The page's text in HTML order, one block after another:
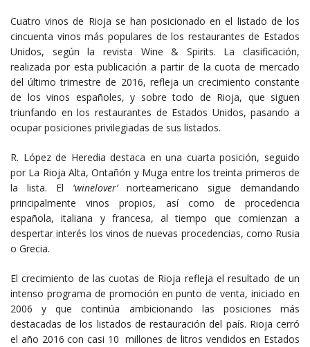
Cuatro vinos de Rioja se han posicionado en el listado de los
cincuenta vinos más populares de los restaurantes de Estados
Unidos, según la revista Wine & Spirits. La clasificación,
realizada por esta publicación a partir de la cuota de mercado
del último trimestre de 2016, refleja un crecimiento constante
de los vinos españoles, y sobre todo de Rioja, que siguen
triunfando en los restaurantes de Estados Unidos, pasando a
ocupar posiciones privilegiadas de sus listados.
R. López de Heredia destaca en una cuarta posición, seguido
por La Rioja Alta, Ontañón y Muga entre los treinta primeros de
la lista. El ‘winelover’ norteamericano sigue demandando
principalmente vinos propios, así como de procedencia
española, italiana y francesa, al tiempo que comienzan a
despertar interés los vinos de nuevas procedencias, como Rusia
o Grecia.
El crecimiento de las cuotas de Rioja refleja el resultado de un
intenso programa de promoción en punto de venta, iniciado en
2006 y que continúa ambicionando las posiciones más
destacadas de los listados de restauración del país. Rioja cerró
el año 2016 con casi 10 millones de litros vendidos en Estados